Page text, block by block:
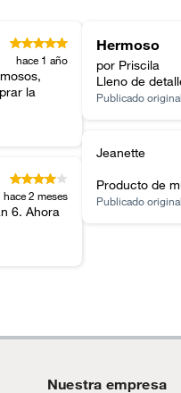
hace 1 año
la
hace 2 meses
6. Ahora
Hermoso
por Priscila
Lleno de
Publicado
Jeanette
Producto de
Publicado
Nuestra empresa